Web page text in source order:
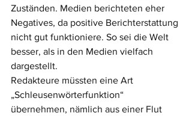
Zuständen. Medien berichteten eher
Negatives, da positive Berichterstattung
nicht gut funktioniere. So sei die Welt
besser, als in den Medien vielfach
dargestellt.
Redakteure müssten eine Art
„Schleusenwörterfunktion“
übernehmen, nämlich aus einer Flut